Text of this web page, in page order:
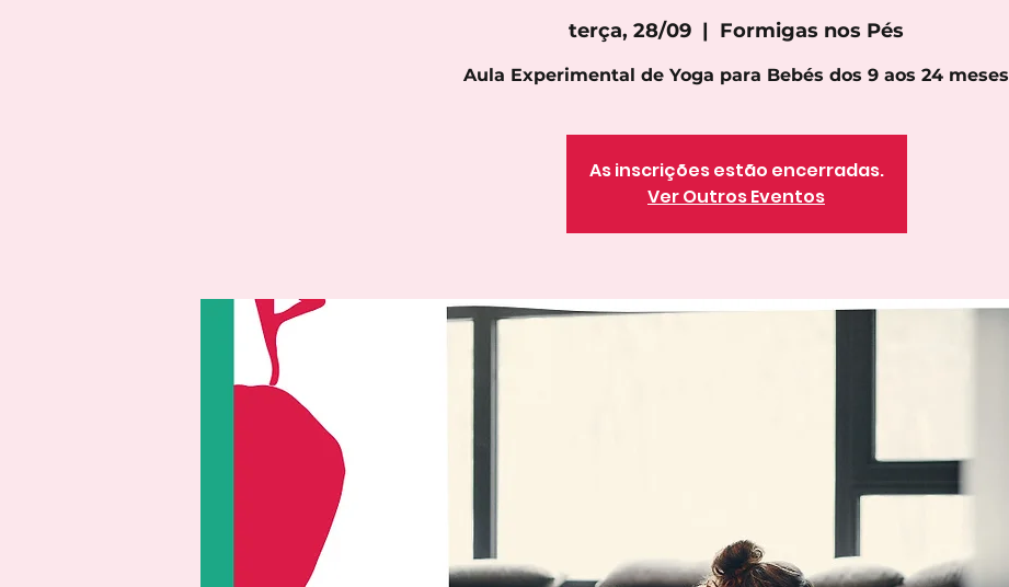
terça, 28/09
  |
Formigas nos Pés
Aula Experimental de Yoga para Bebés dos 9 aos 24 meses
As inscrições estão encerradas.
Ver Outros Eventos